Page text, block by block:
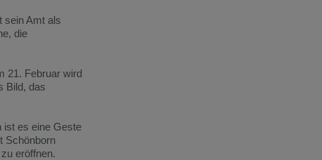
seinAmt als
die
21. Februar wird
Bild, das
ist es eine Geste
Schönborn
zu eröffnen.